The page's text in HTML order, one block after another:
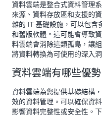
資料雲端是整合式資料管理
來源、資料存放區和支援的
雜的 IT 基礎設施，可以包含
和舊版軟體。這可能會導致
料雲端會消除這類孤島，讓
將資料轉換為可使用的深入洞
資料雲端有哪些優勢
資料雲端為您提供基礎結構
效的資料管理。可以確保資
影響資料完整性或安全性。